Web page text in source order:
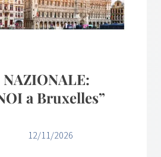
a Bruxelles”
12/11/2026